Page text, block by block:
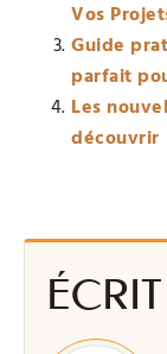
Vos
Guide
parfait
Les
découvrir